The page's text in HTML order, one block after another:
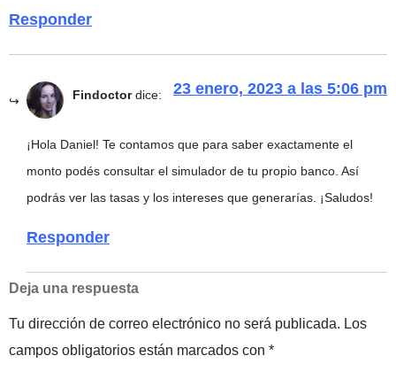
Responder
Findoctor dice: 23 enero, 2023 a las 5:06 pm
¡Hola Daniel! Te contamos que para saber exactamente el
monto podés consultar el simulador de tu propio banco. Así
podrás ver las tasas y los intereses que generarías. ¡Saludos!
Responder
Deja una respuesta
Tu dirección de correo electrónico no será publicada. Los
campos obligatorios están marcados con *